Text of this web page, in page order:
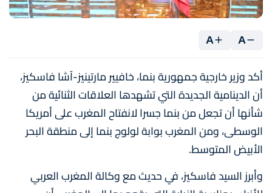
A
A
أكد وزير خارجية جمهورية بنما، خافيير مارتينيز-آشا فاسكيز،
أن الدينامية الجديدة التي تشهدها العلاقات الثنائية من
شأنها أن تجعل من بنما جسرا لانفتاح المغرب على أمريكا
الوسطى، ومن المغرب بوابة لولوج بنما إلى منطقة البحر
الأبيض المتوسط.
وأبرز السيد فاسكيز، في حديث مع وكالة المغرب العربي